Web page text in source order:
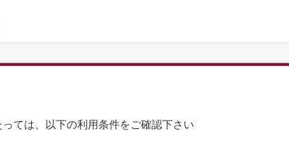
ては、以下の利用条件をご確認下さい